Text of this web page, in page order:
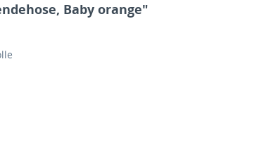
Baby orange"